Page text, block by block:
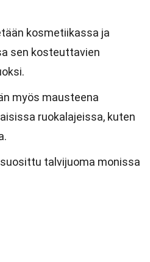
kosmetiikassa ja
sen kosteuttavien
myös mausteena
ruokalajeissa, kuten
talvijuoma monissa